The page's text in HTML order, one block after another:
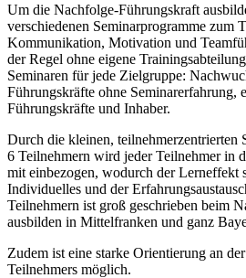
Um die Nachfolge-Führungskraft
verschiedenen Seminarprogramme zum
Kommunikation, Motivation und
der Regel ohne eigene
Seminaren für jede Zielgruppe:
Führungskräfte ohne Seminarerfahrung,
Führungskräfte und Inhaber.
Durch die kleinen, teilnehmerzentrierten
6 Teilnehmern wird jeder Teilnehmer in
mit einbezogen, wodurch der Lerneffekt
Individuelles und der
Teilnehmern ist groß geschrieben beim
ausbilden in Mittelfranken und ganz
Zudem ist eine starke Orientierung an
Teilnehmers möglich.